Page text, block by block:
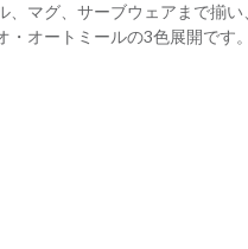
マグ、サーブウェアまで揃い
オートミールの3色展開です。